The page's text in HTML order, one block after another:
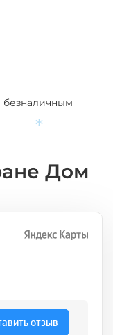
безналичным
Дом